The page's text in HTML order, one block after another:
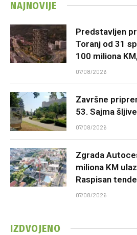
NAJNOVIJE
Predstavljen
Toranj od 31
100 miliona
07/08/2026
Završne
53. Sajma
07/08/2026
Zgrada
miliona KM
Raspisan
07/08/2026
IZDVOJENO